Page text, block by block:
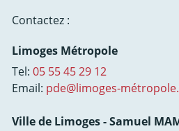
Contactez :
Limoges Métropole
Tel: 05 55 45 29 12
Email: pde@limoges-
Ville de Limoges - Samuel